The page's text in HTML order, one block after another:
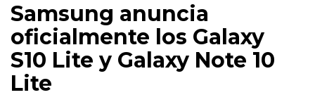
Samsung anuncia
oficialmente los Galaxy
S10 Lite y Galaxy Note 10
Lite